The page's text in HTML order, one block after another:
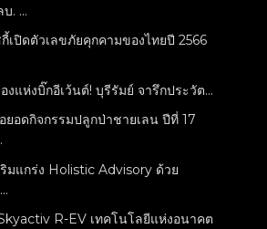
. ...
เปิดตัวเลขภัยคุกคามของไทยปี 2566
งแห่งบิ๊กอีเว้นต์! บุรีรัมย์ จารึกประวัต...
ยอดกิจกรรมปลูกป่าชายเลน ปีที่ 17
มแกร่ง Holistic Advisory ด้วย
R-EV เทคโนโลยีแห่งอนาคต